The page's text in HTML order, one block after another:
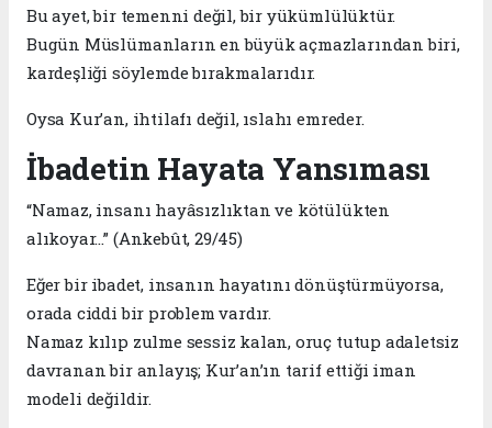
Bu ayet, bir temenni değil, bir yükümlülüktür.
Bugün Müslümanların en büyük açmazlarından biri,
kardeşliği söylemde bırakmalarıdır.
Oysa Kur’an, ihtilafı değil, ıslahı emreder.
İbadetin Hayata Yansıması
“Namaz, insanı hayâsızlıktan ve kötülükten
alıkoyar…” (Ankebût, 29/45)
Eğer bir ibadet, insanın hayatını dönüştürmüyorsa,
orada ciddi bir problem vardır.
Namaz kılıp zulme sessiz kalan, oruç tutup adaletsiz
davranan bir anlayış; Kur’an’ın tarif ettiği iman
modeli değildir.